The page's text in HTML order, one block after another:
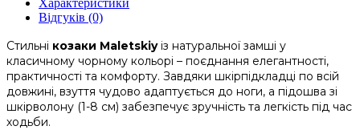
Відгуків (0)
Стильні козаки Maletskiyіз натуральної замші у
класичному чорному кольорі – поєднання елегантності,
практичності та комфорту. Завдяки шкірпідкладці по всій
довжині, взуття чудово адаптується до ноги, а підошва зі
шкірволону (1-8 см) забезпечує зручність та легкість під час
ходьби.